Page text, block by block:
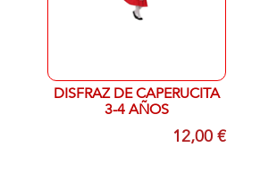
DISFRAZ DE CAPERUCITA
3-4 AÑOS
12,00 €